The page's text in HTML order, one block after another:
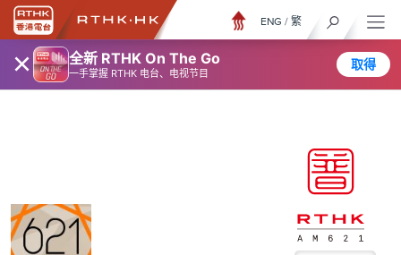
× 全新 RTHK On The Go
一手掌握 RTHK 电台、电视节目
取得
ENG / 繁